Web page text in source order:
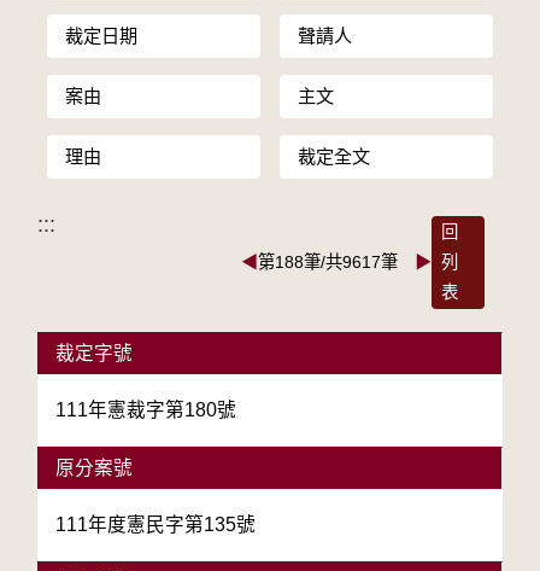
裁定日期 聲請人
案由 主文
理由 裁定全文
:::
◀第188筆/共9617筆 ▶
回
列
表
裁定字號
111年憲裁字第180號
原分案號
111年度憲民字第135號